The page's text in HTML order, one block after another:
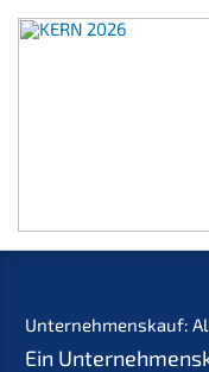
Unter­nehmens­kauf:
Ein